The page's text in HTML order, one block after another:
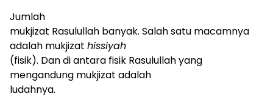
Jumlah
mukjizat Rasulullah banyak. Salah satu macamnya
adalah mukjizat hissiyah
(fisik). Dan di antara fisik Rasulullah yang
mengandung mukjizat adalah
ludahnya.